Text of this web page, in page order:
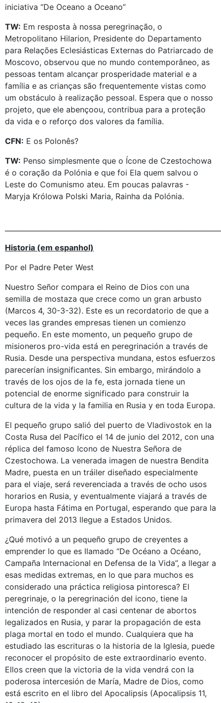
iniciativa “De Oceano a Oceano”
TW: Em resposta à nossa peregrinação, o
Metropolitano Hilarion, Presidente do Departamento
para Relações Eclesiásticas Externas do Patriarcado de
Moscovo, observou que no mundo contemporâneo, as
pessoas tentam alcançar prosperidade material e a
família e as crianças são frequentemente vistas como
um obstáculo à realização pessoal. Espera que o nosso
projeto, que ele abençoou, contribua para a proteção
da vida e o reforço dos valores da família.
CFN: E os Polonês?
TW: Penso simplesmente que o Ícone de Czestochowa
é o coração da Polónia e que foi Ela quem salvou o
Leste do Comunismo ateu. Em poucas palavras -
Maryja Królowa Polski Maria, Rainha da Polónia.
Historia (em espanhol)
Por el Padre Peter West
Nuestro Señor compara el Reino de Dios con una
semilla de mostaza que crece como un gran arbusto
(Marcos 4, 30-3-32). Este es un recordatorio de que a
veces las grandes empresas tienen un comienzo
pequeño. En este momento, un pequeño grupo de
misioneros pro-vida está en peregrinación a través de
Rusia. Desde una perspectiva mundana, estos esfuerzos
parecerían insignificantes. Sin embargo, mirándolo a
través de los ojos de la fe, esta jornada tiene un
potencial de enorme significado para construir la
cultura de la vida y la familia en Rusia y en toda Europa.
El pequeño grupo salió del puerto de Vladivostok en la
Costa Rusa del Pacífico el 14 de junio del 2012, con una
réplica del famoso Icono de Nuestra Señora de
Czestochowa. La venerada imagen de nuestra Bendita
Madre, puesta en un tráiler diseñado especialmente
para el viaje, será reverenciada a través de ocho usos
horarios en Rusia, y eventualmente viajará a través de
Europa hasta Fátima en Portugal, esperando que para la
primavera del 2013 llegue a Estados Unidos.
¿Qué motivó a un pequeño grupo de creyentes a
emprender lo que es llamado “De Océano a Océano,
Campaña Internacional en Defensa de la Vida”, a llegar a
esas medidas extremas, en lo que para muchos es
considerado una práctica religiosa pintoresca? El
peregrinaje, o la peregrinación del icono, tiene la
intención de responder al casi centenar de abortos
legalizados en Rusia, y parar la propagación de esta
plaga mortal en todo el mundo. Cualquiera que ha
estudiado las escrituras o la historia de la Iglesia, puede
reconocer el propósito de este extraordinario evento.
Ellos creen que la victoria de la vida vendrá con la
poderosa intercesión de María, Madre de Dios, como
está escrito en el libro del Apocalipsis (Apocalipsis 11,